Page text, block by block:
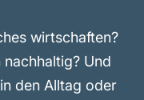
wirtschaften?
Und
den Alltag oder